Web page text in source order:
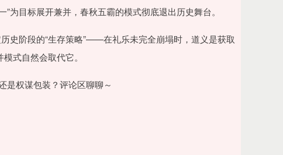
为目标展开兼并，春秋五霸的模式彻底退出历史舞台。
史阶段的“生存策略”——在礼乐未完全崩塌时，道义是获取
式自然会取代它。
是权谋包装？评论区聊聊～